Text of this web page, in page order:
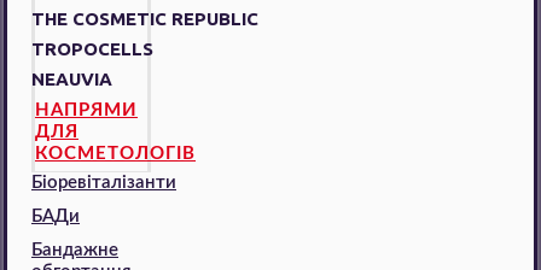
THE COSMETIC REPUBLIC
TROPOCELLS
NEAUVIA
НАПРЯМИ
ДЛЯ
КОСМЕТОЛОГІВ
Біоревіталізанти
БАДи
Бандажне